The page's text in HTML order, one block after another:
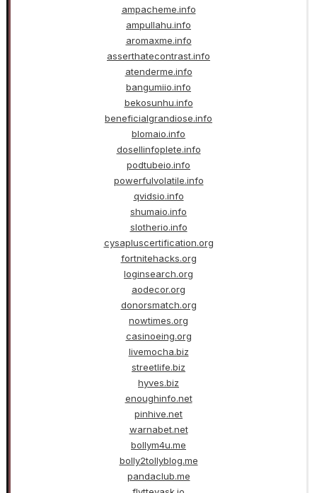
ampacheme.info
ampullahu.info
aromaxme.info
asserthatecontrast.info
atenderme.info
bangumiio.info
bekosunhu.info
beneficialgrandiose.info
blomaio.info
dosellinfoplete.info
podtubeio.info
powerfulvolatile.info
qvidsio.info
shumaio.info
slotherio.info
cysapluscertification.org
fortnitehacks.org
loginsearch.org
aodecor.org
donorsmatch.org
nowtimes.org
casinoeing.org
livemocha.biz
streetlife.biz
hyves.biz
enoughinfo.net
pinhive.net
warnabet.net
bollym4u.me
bolly2tollyblog.me
pandaclub.me